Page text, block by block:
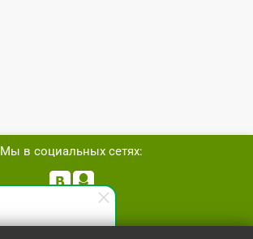
Телефон:
Мы в социальных сетях:
